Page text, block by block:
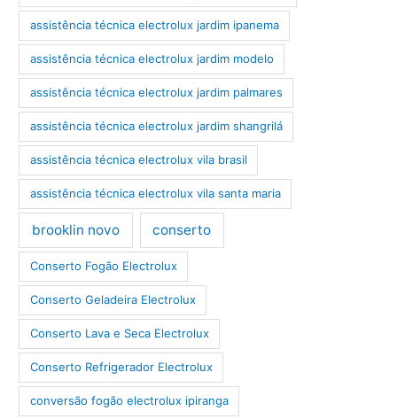
assistência técnica electrolux jardim ipanema
assistência técnica electrolux jardim modelo
assistência técnica electrolux jardim palmares
assistência técnica electrolux jardim shangrilá
assistência técnica electrolux vila brasil
assistência técnica electrolux vila santa maria
brooklin novo conserto
Conserto Fogão Electrolux
Conserto Geladeira Electrolux
Conserto Lava e Seca Electrolux
Conserto Refrigerador Electrolux
conversão fogão electrolux ipiranga